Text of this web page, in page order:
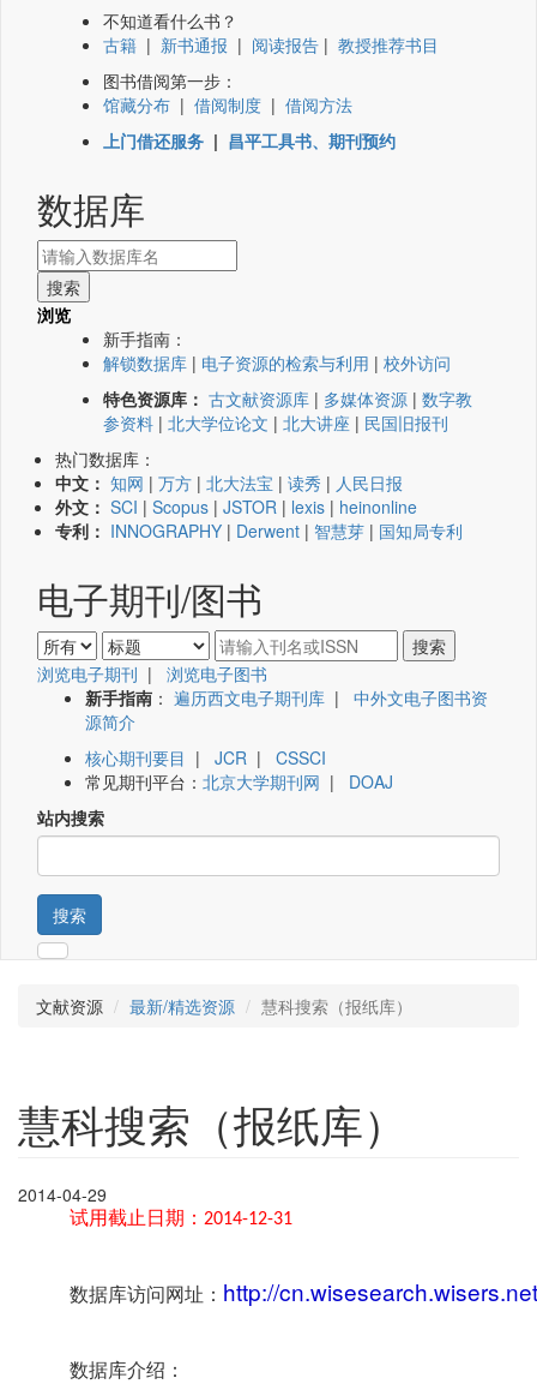
不知道看什么书？
古籍 | 新书通报 | 阅读报告 | 教授推荐书目
图书借阅第一步：
馆藏分布 | 借阅制度 | 借阅方法
上门借还服务 | 昌平工具书、期刊预约
数据库
浏览
新手指南：
解锁数据库 | 电子资源的检索与利用 | 校外访问
特色资源库： 古文献资源库 | 多媒体资源 | 数字教
参资料 | 北大学位论文 | 北大讲座 | 民国旧报刊
热门数据库：
中文： 知网 | 万方 | 北大法宝 | 读秀 | 人民日报
外文： SCI | Scopus | JSTOR | lexis | heinonline
专利： INNOGRAPHY | Derwent | 智慧芽 | 国知局专利
电子期刊/图书
浏览电子期刊 | 浏览电子图书
新手指南 ： 遍历西文电子期刊库 | 中外文电子图书资
源简介
核心期刊要目 | JCR | CSSCI
常见期刊平台： 北京大学期刊网 | DOAJ
站内搜索
搜索
文献资源 最新/精选资源 慧科搜索（报纸库）
慧科搜索（报纸库）
2014-04-29
试用截止日期： 2014-12-31
数据库访问网址： http://
数据库介绍：